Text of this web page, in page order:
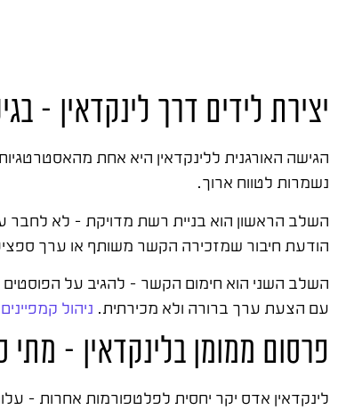
יצירת לידים דרך לינקדאין –
הגישה האורגנית ללינקדאין היא אחת
נשמרות לטווח ארוך.
השלב הראשון הוא בניית רשת מדויקת – לא לחבר
הודעת חיבור שמזכירה הקשר משותף או ערך
עם הצעת ערך ברורה ולא מכירתית. ניהול קמפיינים
פרסום ממומן בלינקדאין – מתי